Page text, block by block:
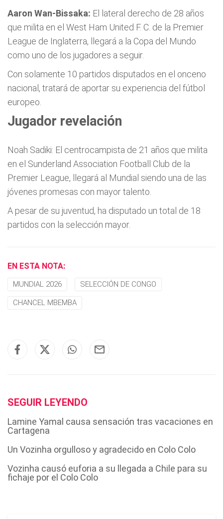
Aaron Wan-Bissaka: El lateral derecho de 28 años
que milita en el West Ham United F. C. de la Premier
League de Inglaterra, llegará a la Copa del Mundo
como uno de los jugadores a seguir.
Con solamente 10 partidos disputados en el onceno
nacional, tratará de aportar su experiencia del fútbol
europeo.
Jugador revelación
Noah Sadiki: El centrocampista de 21 años que milita
en el Sunderland Association Football Club de la
Premier League, llegará al Mundial siendo una de las
jóvenes promesas con mayor talento.
A pesar de su juventud, ha disputado un total de 18
partidos con la selección mayor.
EN ESTA NOTA:
MUNDIAL 2026 SELECCIÓN DE CONGO
CHANCEL MBEMBA
SEGUIR LEYENDO
Lamine Yamal causa sensación tras vacaciones en
Cartagena
Un Vozinha orgulloso y agradecido en Colo Colo
Vozinha causó euforia a su llegada a Chile para su
fichaje por el Colo Colo